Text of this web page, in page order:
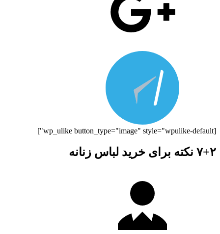
[wp_ulike button_type="image" style="wpulike-default"]
۷+۲ نکته برای خرید لباس زنانه